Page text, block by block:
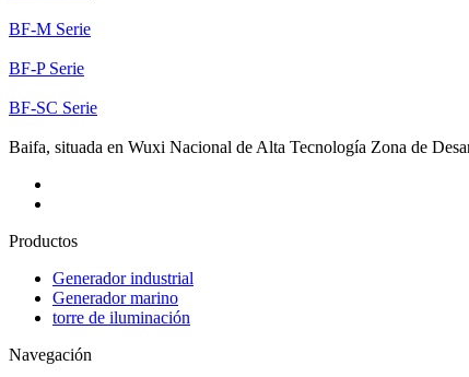
BF-M Serie
BF-P Serie
BF-SC Serie
Baifa, situada en Wuxi Nacional de Alta Tecnología Zona de
Productos
Generador industrial
Generador marino
torre de iluminación
Navegación